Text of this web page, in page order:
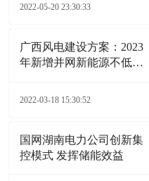
2022-05-20 23:30:33
广西风电建设方案：2023
年新增并网新能源不低于
2022-03-18 15:30:52
国网湖南电力公司创新集
控模式 发挥储能效益